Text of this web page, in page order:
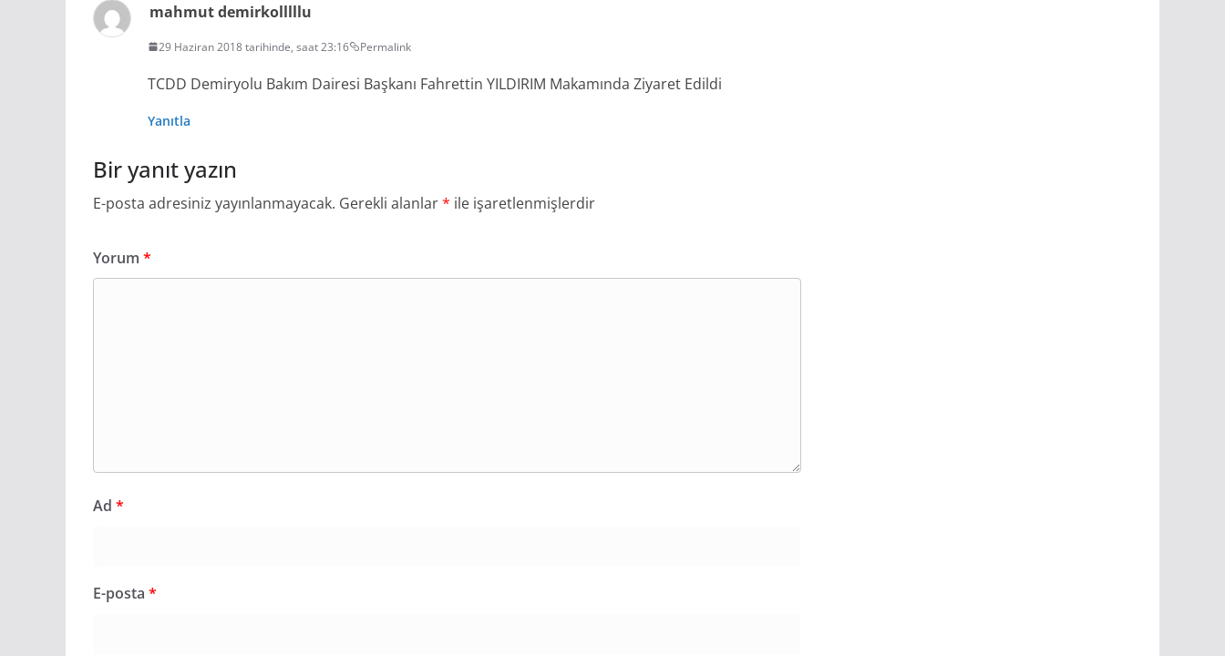
mahmut demirkolllllu
29 Haziran 2018 tarihinde, saat 23:16 Permalink
TCDD Demiryolu Bakım Dairesi Başkanı Fahrettin YILDIRIM Makamında Ziyaret Edildi
Yanıtla
Bir yanıt yazın
E-posta adresiniz yayınlanmayacak. Gerekli alanlar* ile işaretlenmişlerdir
Yorum *
Ad *
E-posta *